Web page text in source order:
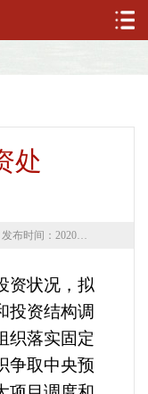
处
发布时间：2020年03月16日
状况，拟
投资结构调
织落实固定
争取中央预